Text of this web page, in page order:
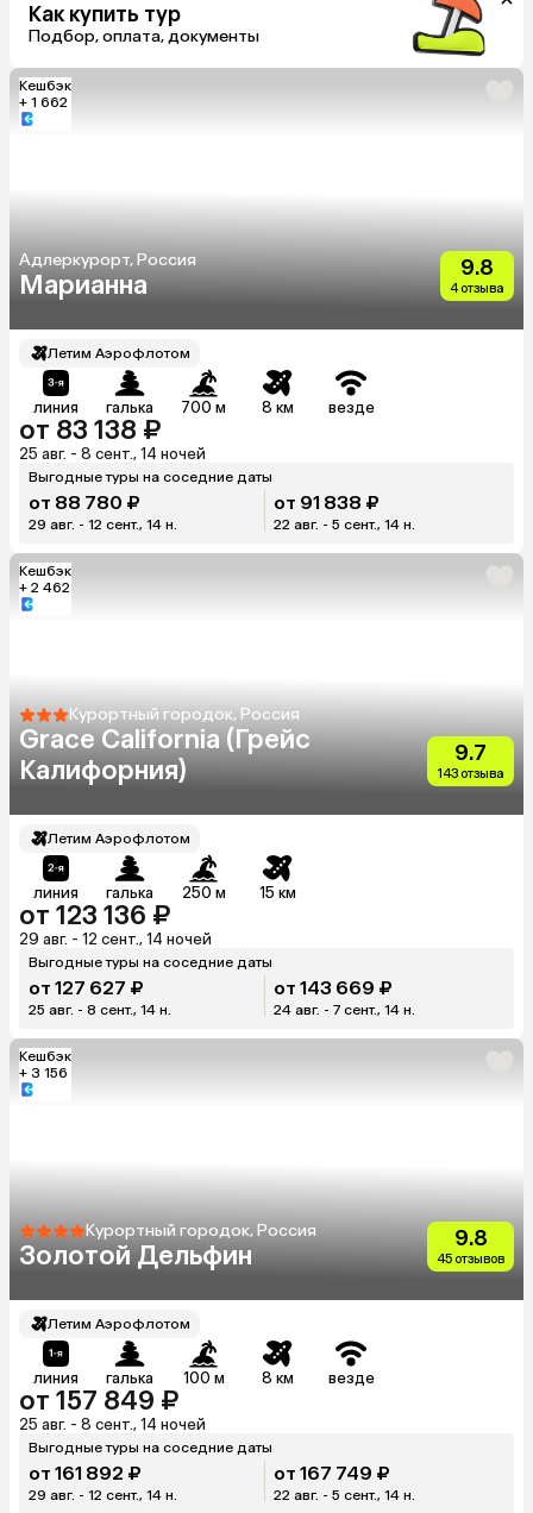
Как купить тур
Подбор, оплата, документы
Кешбэк
+ 1 662
Адлеркурорт, Россия
Марианна
9.8
4 отзыва
Летим Аэрофлотом
линия галька 700 м 8 км везде
от 83 138 ₽
25 авг. - 8 сент., 14 ночей
Выгодные туры на соседние даты
от 88 780 ₽
29 авг. - 12 сент., 14 н.
от 91 838 ₽
22 авг. - 5 сент., 14 н.
Кешбэк
+ 2 462
Курортный городок, Россия
Grace California (Грейс
Калифорния)
9.7
143 отзыва
Летим Аэрофлотом
линия галька 250 м 15 км
от 123 136 ₽
29 авг. - 12 сент., 14 ночей
Выгодные туры на соседние даты
от 127 627 ₽
25 авг. - 8 сент., 14 н.
от 143 669 ₽
24 авг. - 7 сент., 14 н.
Кешбэк
+ 3 156
Курортный городок, Россия
Золотой Дельфин
9.8
45 отзывов
Летим Аэрофлотом
линия галька 100 м 8 км везде
от 157 849 ₽
25 авг. - 8 сент., 14 ночей
Выгодные туры на соседние даты
от 161 892 ₽
29 авг. - 12 сент., 14 н.
от 167 749 ₽
22 авг. - 5 сент., 14 н.